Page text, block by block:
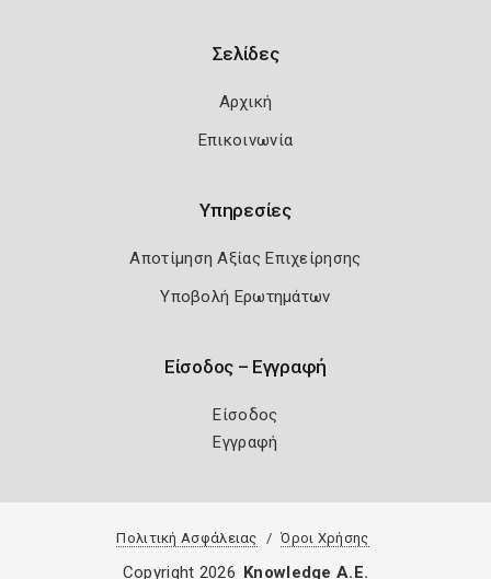
Σελίδες
Αρχική
Επικοινωνία
Υπηρεσίες
Αποτίμηση Αξίας Επιχείρησης
Υποβολή Ερωτημάτων
Είσοδος – Εγγραφή
Είσοδος
Εγγραφή
Πολιτική Ασφάλειας Όροι Χρήσης
Copyright 2026 Knowledge A.E.